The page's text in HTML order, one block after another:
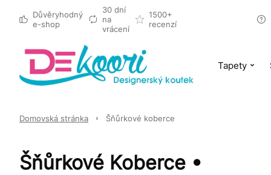
Důvěryhodný
e-shop
30 dní
na
vrácení
1500+
recenzí
Tapety
Domovská stránka Šňůrkové koberce
Šňůrkové Koberce •